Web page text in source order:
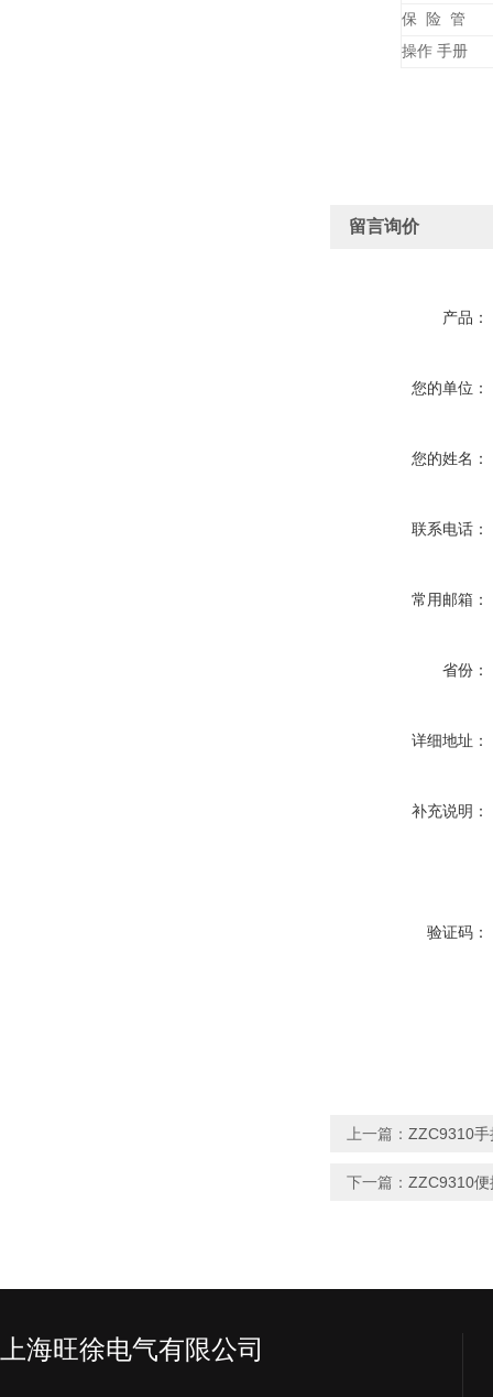
保 险 管
操作 手册
留言询价
产品：
您的单位：
您的姓名：
联系电话：
常用邮箱：
省份：
详细地址：
补充说明：
验证码：
上一篇： ZZC9310手
下一篇： ZZC9310便
上海旺徐电气有限公司